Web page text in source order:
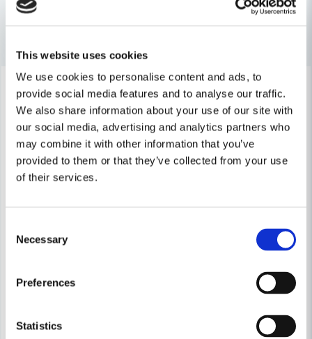
This website uses cookies
We use cookies to personalise content and ads, to
provide social media features and to analyse our traffic.
We also share information about your use of our site with
our social media, advertising and analytics partners who
may combine it with other information that you’ve
provided to them or that they’ve collected from your use
of their services.
Selection
Necessary
Preferences
Statistics
Ja, ni får publicera min fråga
-12% -12%